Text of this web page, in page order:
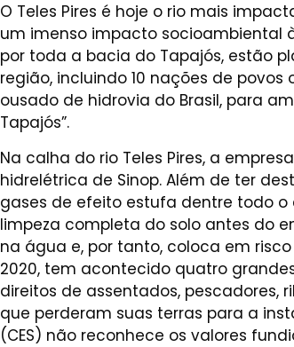
O Teles Pires é hoje o rio mais
um imenso impacto socioambiental
por toda a bacia do Tapajós, estão
região, incluindo 10 nações de
ousado de hidrovia do Brasil, para
Tapajós”.
Na calha do rio Teles Pires, a
hidrelétrica de Sinop. Além de ter
gases de efeito estufa dentre todo
limpeza completa do solo antes do
na água e, por tanto, coloca em
2020, tem acontecido quatro
direitos de assentados, pescadores,
que perderam suas terras para a
(CES) não reconhece os valores